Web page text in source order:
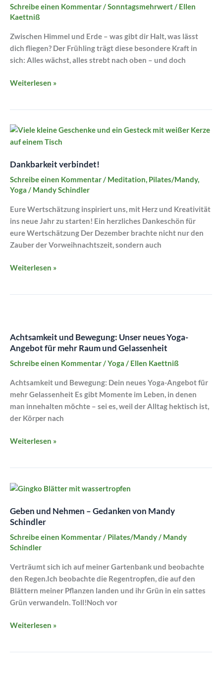
Schreibe einen Kommentar/Sonntagsmehrwert/ Ellen
Kaettniß
Zwischen Himmel und Erde – was gibt dir Halt, was lässt
dich fliegen? Der Frühling trägt diese besondere Kraft in
sich: Alles wächst, alles strebt nach oben – und doch
Weiterlesen »
Dankbarkeit verbindet!
Schreibe einen Kommentar/ Meditation, Pilates/Mandy,
Yoga / Mandy Schindler
Eure Wertschätzung inspiriert uns, mit Herz und Kreativität
ins neue Jahr zu starten! Ein herzliches Dankeschön für
eure Wertschätzung Der Dezember brachte nicht nur den
Zauber der Vorweihnachtszeit, sondern auch
Dankbarkeit
verbindet!
Weiterlesen »
Achtsamkeit und Bewegung: Unser neues Yoga-
Angebot für mehr Raum und Gelassenheit
Schreibe einen Kommentar/Yoga / Ellen Kaettniß
Achtsamkeit und Bewegung: Dein neues Yoga-Angebot für
mehr Gelassenheit Es gibt Momente im Leben, in denen
man innehalten möchte – sei es, weil der Alltag hektisch ist,
der Körper nach
Bewegung:
Unser
neues
Angebot
für
mehr
Raum
Gelassenheit
Weiterlesen »
Geben und Nehmen – Gedanken von Mandy
Schindler
Schreibe einen Kommentar/ Pilates/Mandy/ Mandy
Schindler
Verträumt sich ich auf meiner Gartenbank und beobachte
den Regen.Ich beobachte die Regentropfen, die auf den
Blättern meiner Pflanzen landen und ihr Grün in ein sattes
Grün verwandeln. Toll!Noch vor
Geben
Nehmen
–
Gedanken
von
Schindler
Weiterlesen »